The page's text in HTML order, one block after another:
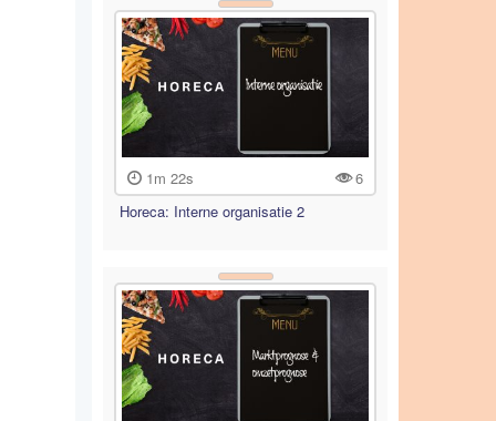
1m 22s
6
Horeca: Interne organisatie 2